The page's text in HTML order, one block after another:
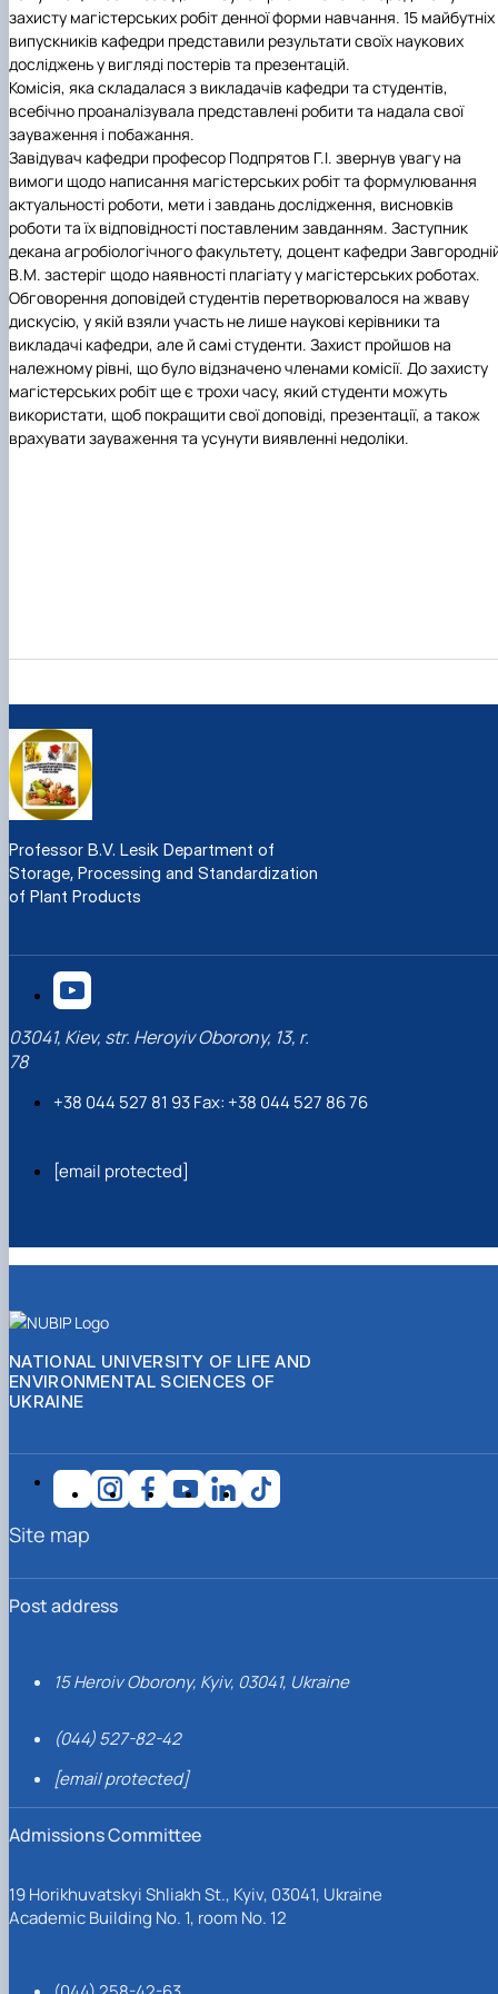
практики
захисту магістерських робіт денної форми навчання. 15 майбутніх
випускників кафедри представили результати своїх наукових
досліджень у вигляді постерів та презентацій.
Комісія, яка складалася з викладачів кафедри та студентів,
всебічно проаналізувала представлені робити та надала свої
зауваження і побажання.
Завідувач кафедри професор Подпрятов Г.І. звернув увагу на
вимоги щодо написання магістерських робіт та формулювання
актуальності роботи, мети і завдань дослідження, висновків
роботи та їх відповідності поставленим завданням. Заступник
декана агробіологічного факультету, доцент кафедри
В.М. застеріг щодо наявності плагіату у магістерських роботах.
Обговорення доповідей студентів перетворювалося на жваву
дискусію, у якій взяли участь не лише наукові керівники та
викладачі кафедри, але й самі студенти. Захист пройшов на
належному рівні, що було відзначено членами комісії. До захисту
магістерських робіт ще є трохи часу, який студенти можуть
використати, щоб покращити свої доповіді, презентації, а також
врахувати зауваження та усунути виявленні недоліки.
Professor B.V. Lesik Department of
Storage, Processing and Standardization
of Plant Products
03041, Kiev, str. Heroyiv Oborony, 13, r.
78
+38 044 527 81 93 Fax: +38 044 527 86 76
[email protected]
NATIONAL UNIVERSITY OF LIFE AND
ENVIRONMENTAL SCIENCES OF
UKRAINE
Post address
15 Heroiv Oborony, Kyiv, 03041, Ukraine
(044) 527-82-42
[email protected]
Admissions Committee
19 Horikhuvatskyi Shliakh St., Kyiv, 03041, Ukraine
Academic Building No. 1, room No. 12
Site map